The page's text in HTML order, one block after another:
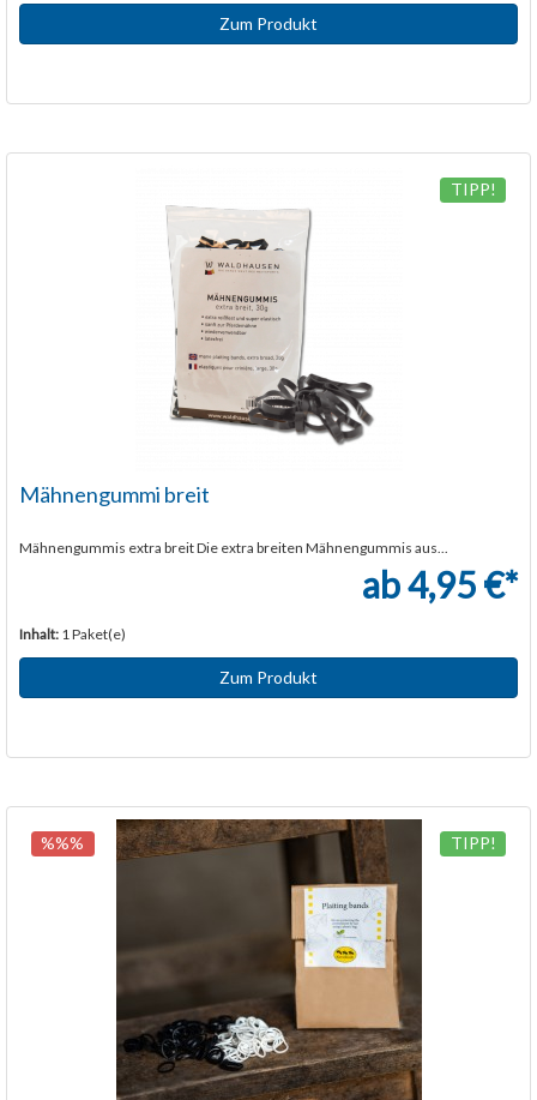
Zum Produkt
TIPP!
Mähnengummi breit
Mähnengummis extra breit Die extra breiten Mähnengummis aus...
ab 4,95 €*
Inhalt: 1 Paket(e)
Zum Produkt
TIPP!
%%%